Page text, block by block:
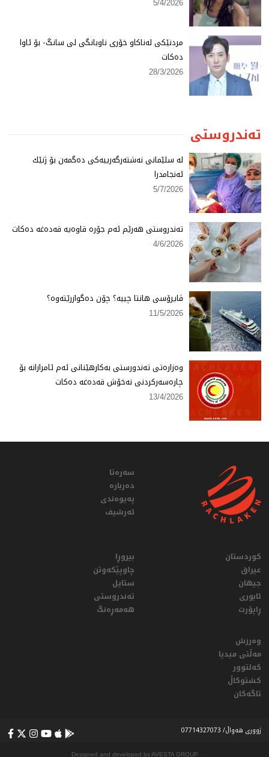
5/4/2026
مردنێكی لەناكاو خۆری ناوبانگی لی سانگ- بۆ ئاوا
دەكات
28/3/2026
تەندروستی
لە سلێمانی نەشتەرگەرییەكی دەگمەن بۆ ژنێك
ئەنجامدرا
5/7/2026
تەندروستی هەرێم ئەم جۆرە قاوەیە قەدەغە دەكات
4/6/2026
ڤایرۆسی هانتا چییە؟ چۆن دەگوازرێتەوە؟
11/5/2026
وەزارەتی تەندورستی بەكارهێنانی ئەم ئامرازانە بۆ
چارەسەركردنی نەخۆش قەدەغە دەكات
13/4/2026
سەرەتا
دەربارە
پەیوەندی
ئەرشیف
کوردستان
عيراق
جیهان
ئابوری
ڕاپۆرت
بیروڕا
چاوپێکەوتن
ستایل
تەندروستی
هەمەڕەنگ
وەرزش
مەڵتی میدیا
کەلتوور
کشتوکاڵ
تاگەکان
ژووری هەواڵ/ 07714327073
Designed and developed by AVESTA GROUP